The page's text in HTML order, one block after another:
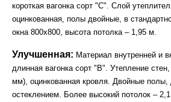
короткая вагонка сорт "С". Слой
оцинкованная, полы двойные, в
окна 800х800, высота потолка – 1,95 м.
Улучшенная: Материал внутренней и
длинная вагонка сорт "В". Утепление
мм), оцинкованная кровля. Двойные полы,
остеклением. Более высокий потолок –